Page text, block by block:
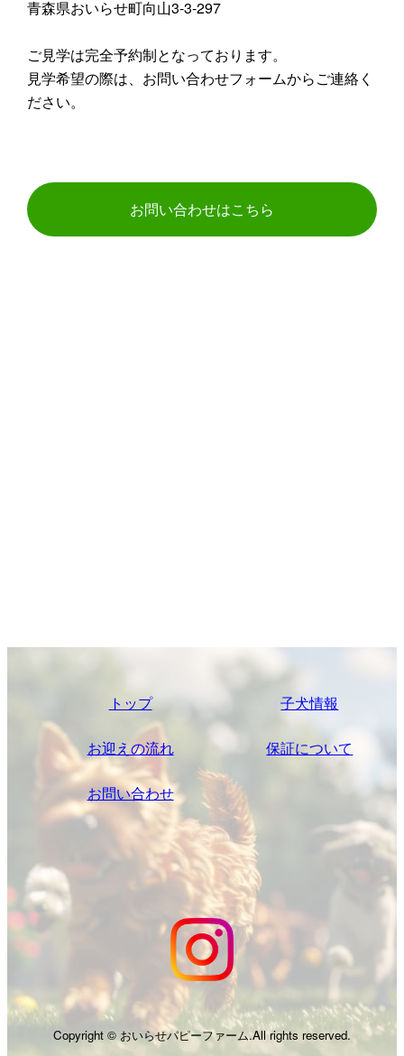
青森県おいらせ町向山3-3-297
ご見学は完全予約制となっております。
見学希望の際は、お問い合わせフォームからご連絡く
ださい。
お問い合わせはこちら
トップ 子犬情報
お迎えの流れ 保証について
お問い合わせ
Copyright © おいらせパピーファーム.All rights reserved.